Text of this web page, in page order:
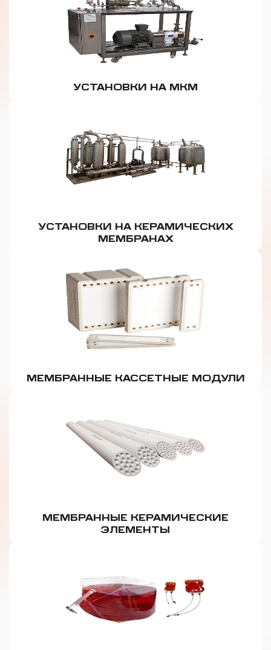
УСТАНОВКИ НА МКМ
УСТАНОВКИ НА КЕРАМИЧЕСКИХ
МЕМБРАНАХ
МЕМБРАННЫЕ КАССЕТНЫЕ МОДУЛИ
МЕМБРАННЫЕ КЕРАМИЧЕСКИЕ
ЭЛЕМЕНТЫ